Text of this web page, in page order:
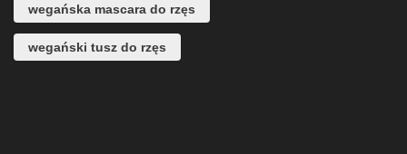
wegańska mascara do rzęs
wegański tusz do rzęs